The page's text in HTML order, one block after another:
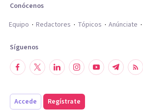
Conócenos
Equipo
Redactores Tópicos Anúnciate
Síguenos
Accede Regístrate